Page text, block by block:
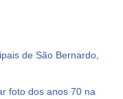
de São Bernardo,
foto dos anos 70 na